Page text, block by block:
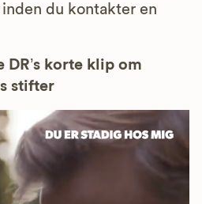
du kontakter en
DR’s korte klip om
stifter